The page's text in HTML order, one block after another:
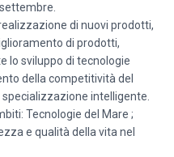
di nuovi prodotti,
di prodotti,
lo sviluppo di tecnologie
della competitività del
intelligente.
Tecnologie del Mare ;
e qualità della vita nel